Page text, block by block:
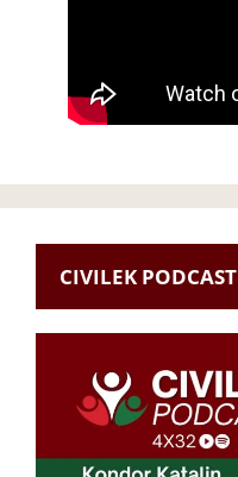
CIVILEK PODCAST